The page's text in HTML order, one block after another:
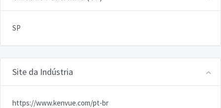
SP
Site da Indústria
https://www.kenvue.com/pt-br